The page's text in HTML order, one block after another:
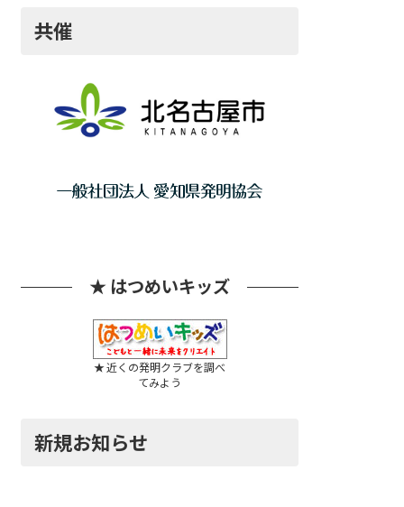
共催
★ はつめいキッズ
★ 近くの発明クラブを調べ
てみよう
新規お知らせ